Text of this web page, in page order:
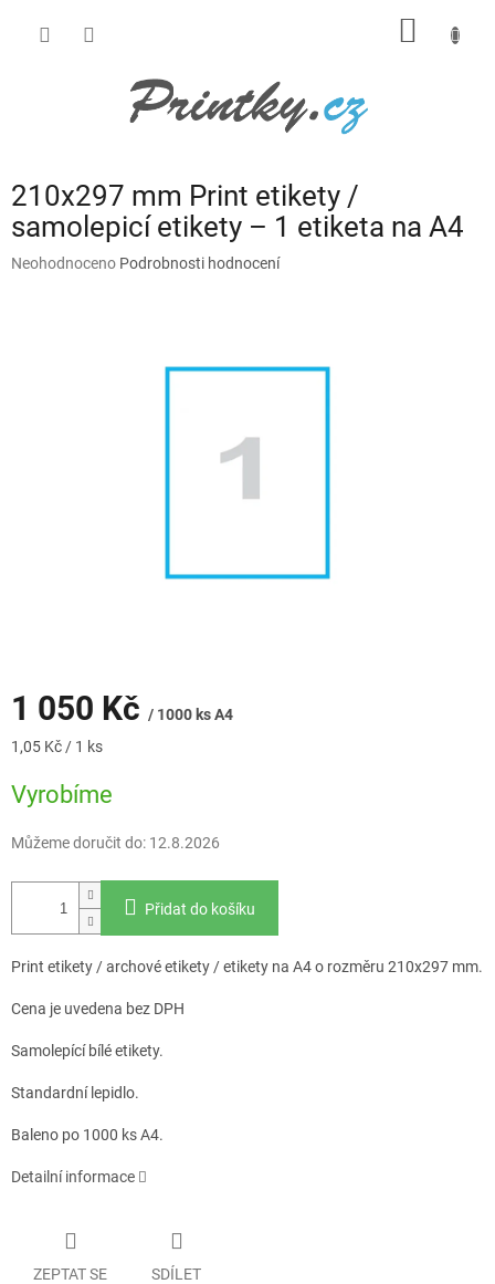
210x297 mm Print etikety /
samolepicí etikety – 1 etiketa na A4
Průměrné
Neohodnoceno Podrobnosti hodnocení
1 050 Kč / 1000 ks A4
Měrná
1,05 Kč / 1 ks
Vyrobíme
Můžeme doručit do: 12.8.2026
Přidat do košíku
Print etikety / archové etikety / etikety na A4 o rozměru 210x297 mm.
Cena je uvedena bez DPH
Samolepící bílé etikety.
Standardní lepidlo.
Baleno po 1000 ks A4.
Detailní informace
ZEPTAT SE SDÍLET